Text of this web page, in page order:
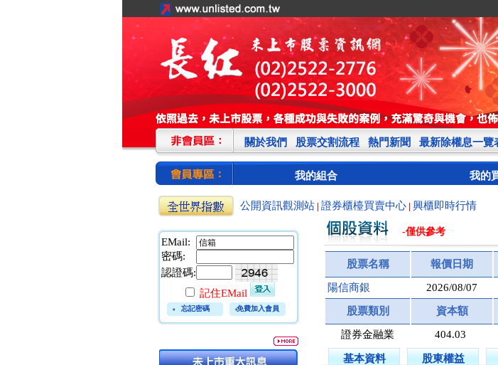
關於我們 股票交割流程 熱門新聞 最新除權息一覽
我的組合 我的
公開資訊觀測站 證券櫃檯買賣中心 興櫃即時行情
EMail:
密碼:
認證碼:
記住EMail
忘記密碼 免費加入會員
-僅供參考
股票名稱 報價日期
陽信商銀 2026/08/07
股票類別 資本額
證券金融業 404.03
基本資料 股東權益